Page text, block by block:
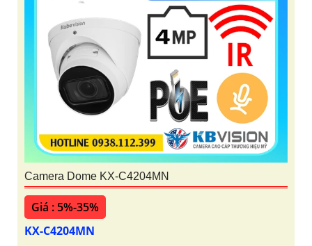
'
Camera Dome KX-C4204MN
Giá : 5%-35%
KX-C4204MN